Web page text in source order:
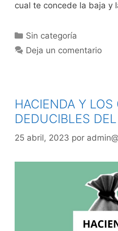
cual te concede la baja y
Sin categoría
Deja un comentario
HACIENDA Y LOS
DEDUCIBLES
25 abril, 2023 por